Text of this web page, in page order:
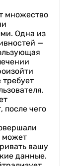
множество
Одна из
—
после чего
может
вашу
данные.